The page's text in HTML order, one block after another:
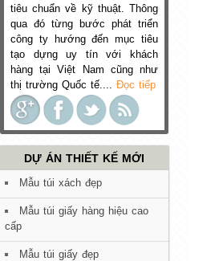
tiêu chuẩn về kỹ thuật. Thông
qua đó từng bước phát triển
công ty hướng đến mục tiêu
tạo dựng uy tín với khách
hàng tại Việt Nam cũng như
thị trường Quốc tế.... Đọc tiếp
DỰ ÁN THIẾT KẾ MỚI
Mẫu túi xách đẹp
Mẫu túi giấy hàng hiệu cao
cấp
Mẫu túi giấy đẹp